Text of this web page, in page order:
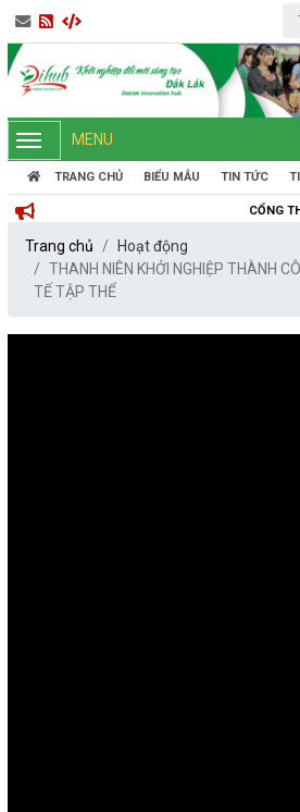
MENU
TRANG CHỦ BIỂU MẪU TIN TỨC
CỔNG THÔNG TIN
Trang chủ
Hoạt động
THANH NIÊN KHỞI NGHIỆP THÀNH
TẾ TẬP THỂ